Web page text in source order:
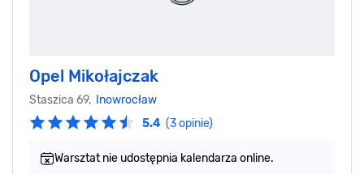
Opel Mikołajczak
Staszica 69,
Inowrocław
5.4 (3 opinie)
Warsztat nie udostępnia kalendarza online.